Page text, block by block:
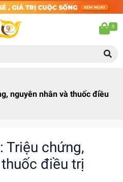
0
nguyên nhân và thuốc điều
Triệu chứng,
điều trị